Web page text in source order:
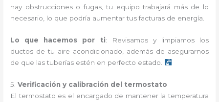
hay obstrucciones o fugas, tu equipo trabajará más de lo
necesario, lo que podría aumentar tus facturas de energía.
Lo que hacemos por ti: Revisamos y limpiamos los
ductos de tu aire acondicionado, además de asegurarnos
de que las tuberías estén en perfecto estado.
5.Verificación y calibración del termostato
El termostato es el encargado de mantener la temperatura